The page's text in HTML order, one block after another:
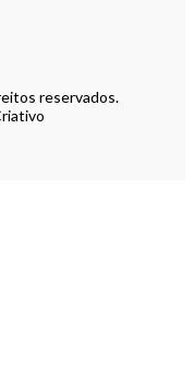
reservados.